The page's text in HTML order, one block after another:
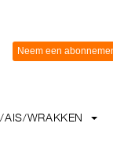
AIS/WRAKKEN